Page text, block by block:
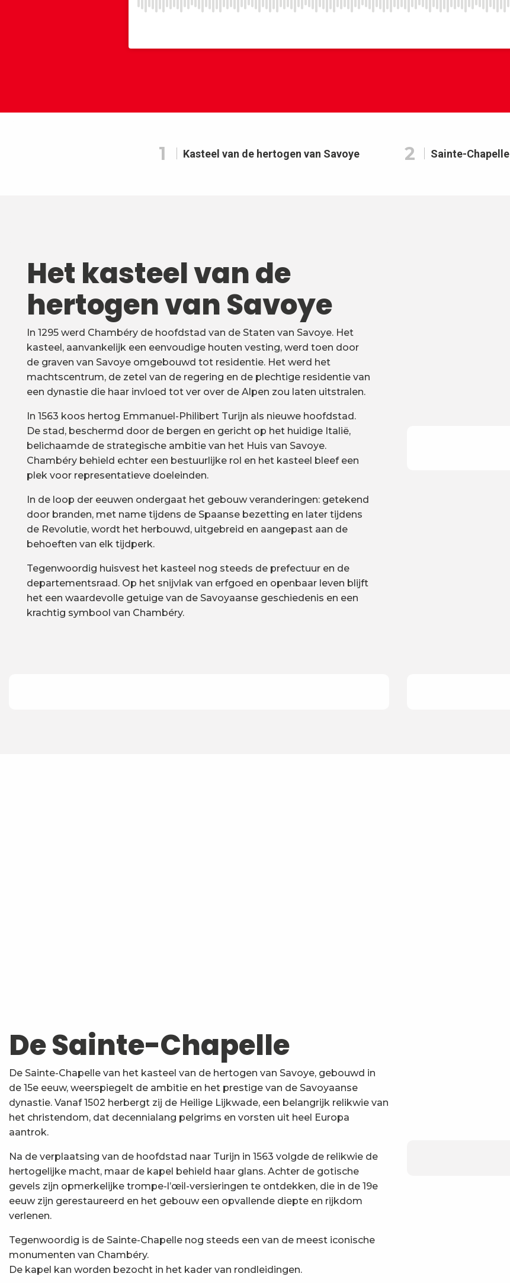
1 Kasteel van de hertogen van Savoye 2 Sainte-Chapelle
Het kasteel van de
hertogen van Savoye
In 1295 werd Chambéry de hoofdstad van de Staten van Savoye. Het
kasteel, aanvankelijk een eenvoudige houten vesting, werd toen door
de graven van Savoye omgebouwd tot residentie. Het werd het
machtscentrum, de zetel van de regering en de plechtige residentie van
een dynastie die haar invloed tot ver over de Alpen zou laten uitstralen.
In 1563 koos hertog Emmanuel-Philibert Turijn als nieuwe hoofdstad.
De stad, beschermd door de bergen en gericht op het huidige Italië,
belichaamde de strategische ambitie van het Huis van Savoye.
Chambéry behield echter een bestuurlijke rol en het kasteel bleef een
plek voor representatieve doeleinden.
In de loop der eeuwen ondergaat het gebouw veranderingen: getekend
door branden, met name tijdens de Spaanse bezetting en later tijdens
de Revolutie, wordt het herbouwd, uitgebreid en aangepast aan de
behoeften van elk tijdperk.
Tegenwoordig huisvest het kasteel nog steeds de prefectuur en de
departementsraad. Op het snijvlak van erfgoed en openbaar leven blijft
het een waardevolle getuige van de Savoyaanse geschiedenis en een
krachtig symbool van Chambéry.
De Sainte-Chapelle
De Sainte-Chapelle van het kasteel van de hertogen van Savoye, gebouwd in
de 15e eeuw, weerspiegelt de ambitie en het prestige van de Savoyaanse
dynastie. Vanaf 1502 herbergt zij de Heilige Lijkwade, een belangrijk relikwie van
het christendom, dat decennialang pelgrims en vorsten uit heel Europa
aantrok.
Na de verplaatsing van de hoofdstad naar Turijn in 1563 volgde de relikwie de
hertogelijke macht, maar de kapel behield haar glans. Achter de gotische
gevels zijn opmerkelijke trompe-l’œil-versieringen te ontdekken, die in de 19e
eeuw zijn gerestaureerd en het gebouw een opvallende diepte en rijkdom
verlenen.
Tegenwoordig is de Sainte-Chapelle nog steeds een van de meest iconische
monumenten van Chambéry.
De kapel kan worden bezocht in het kader van rondleidingen.